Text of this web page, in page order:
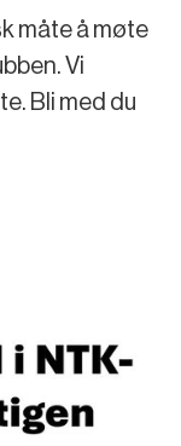
måte å møte
Vi
Bli med du